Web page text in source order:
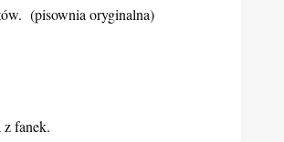
(pisownia oryginalna)
z fanek.